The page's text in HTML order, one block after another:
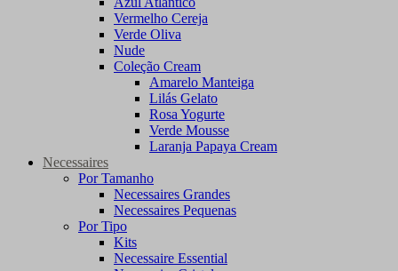
Vermelho Cereja
Verde Oliva
Nude
Coleção Cream
Amarelo Manteiga
Lilás Gelato
Rosa Yogurte
Verde Mousse
Laranja Papaya Cream
Necessaires
Por Tamanho
Necessaires Grandes
Necessaires Pequenas
Por Tipo
Kits
Necessaire Essential